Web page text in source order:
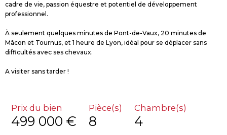
cadre de vie, passion équestre et potentiel de développement
professionnel.
À seulement quelques minutes de Pont-de-Vaux, 20 minutes de
Mâcon et Tournus, et 1 heure de Lyon, idéal pour se déplacer sans
difficultés avec ses chevaux.
A visiter sans tarder !
Prix du bien
499 000 €
Pièce(s)
8
Chambre(s)
4